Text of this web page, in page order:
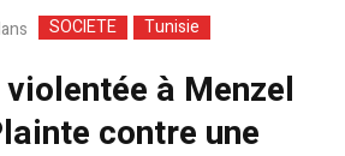
SOCIETE Tunisie
à Menzel
contre une